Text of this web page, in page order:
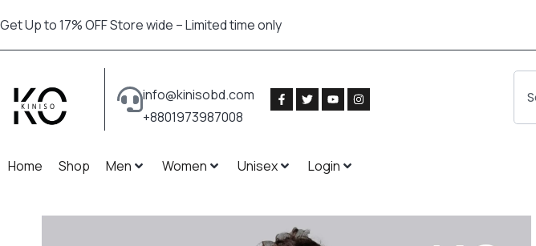
Get Up to 17% OFF Store wide – Limited time only
info@kinisobd.com
+8801973987008
Home Shop Men Women Unisex Login